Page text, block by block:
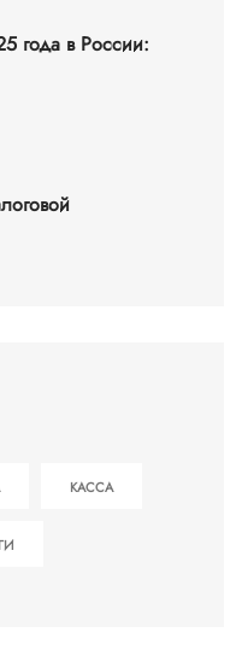
года в России:
КАССА